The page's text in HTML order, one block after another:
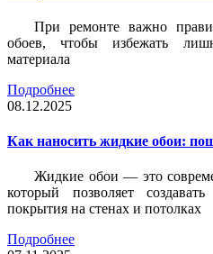
При ремонте важно
обоев, чтобы избежать
материала
Подробнее
08.12.2025
Как наносить жидкие обои:
Жидкие обои — это
который позволяет
покрытия на стенах и потолках
Подробнее